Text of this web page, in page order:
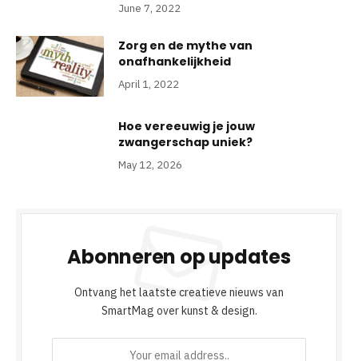
June 7, 2022
Zorg en de mythe van
onafhankelijkheid
April 1, 2022
Hoe vereeuwig je jouw
zwangerschap uniek?
May 12, 2026
Abonneren op updates
Ontvang het laatste creatieve nieuws van
SmartMag over kunst & design.